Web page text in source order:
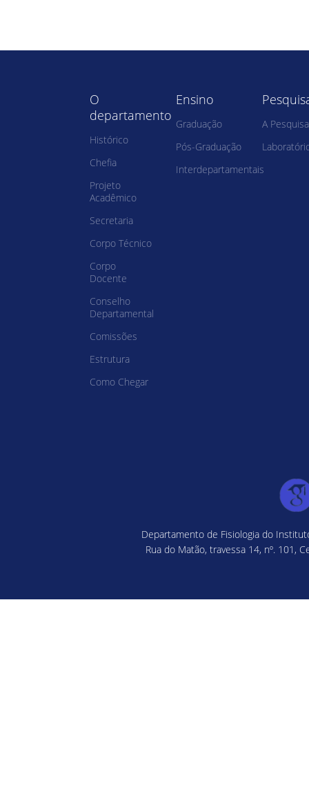
O
departamento
Histórico
Chefia
Projeto
Acadêmico
Secretaria
Corpo Técnico
Corpo
Docente
Conselho
Departamental
Comissões
Estrutura
Como Chegar
Ensino
Graduação
Pós-Graduação
Interdepartamentais
A Pesquisa
Departamento de Fisiologia do
Rua do Matão, travessa 14, nº. 101,